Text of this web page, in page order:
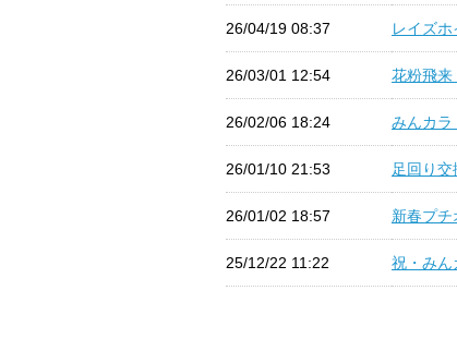
26/04/19 08:37 レイズ
26/03/01 12:54 花粉飛来
26/02/06 18:24 みんカラ
26/01/10 21:53 足回り
26/01/02 18:57 新春プ
25/12/22 11:22 祝・みん